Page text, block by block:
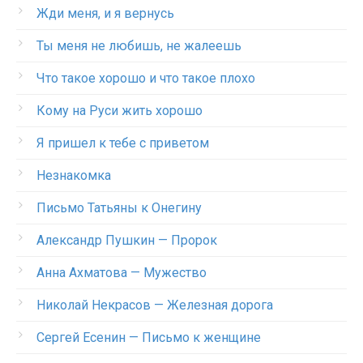
Жди меня, и я вернусь
Ты меня не любишь, не жалеешь
Что такое хорошо и что такое плохо
Кому на Руси жить хорошо
Я пришел к тебе с приветом
Незнакомка
Письмо Татьяны к Онегину
Александр Пушкин — Пророк
Анна Ахматова — Мужество
Николай Некрасов — Железная дорога
Сергей Есенин — Письмо к женщине